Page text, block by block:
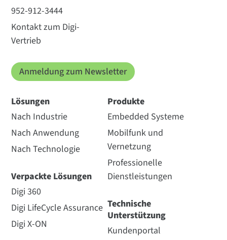
952-912-3444
Kontakt zum Digi-
Vertrieb
Anmeldung zum Newsletter
Lösungen
Nach Industrie
Nach Anwendung
Nach Technologie
Verpackte Lösungen
Digi 360
Digi LifeCycle Assurance
Digi X-ON
Produkte
Embedded Systeme
Mobilfunk und
Vernetzung
Professionelle
Dienstleistungen
Technische
Unterstützung
Kundenportal